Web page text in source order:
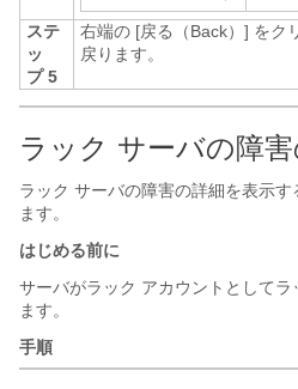
ステ
ッ
プ 5
右端の [戻る（Back）] をク
戻ります。
ラック サーバの障
ラック サーバの障害の詳細を表示
ます。
はじめる前に
サーバがラック アカウントとして
ます。
手順